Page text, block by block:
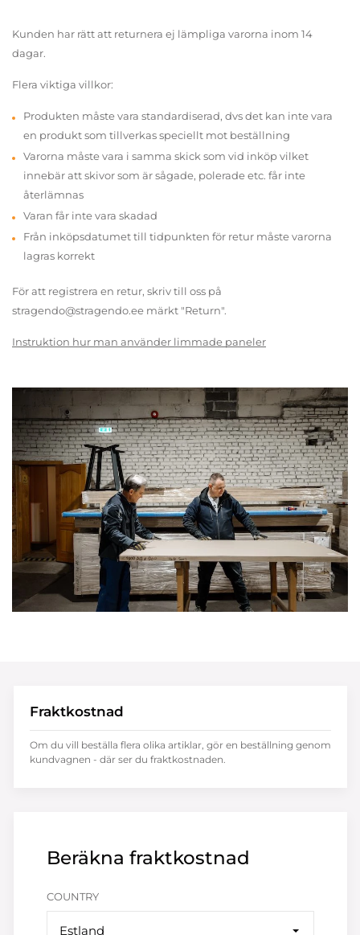
Kunden har rätt att returnera ej lämpliga varorna inom 14
dagar.
Flera viktiga villkor:
Produkten måste vara standardiserad, dvs det kan inte vara
en produkt som tillverkas speciellt mot beställning
Varorna måste vara i samma skick som vid inköp vilket
innebär att skivor som är sågade, polerade etc. får inte
återlämnas
Varan får inte vara skadad
Från inköpsdatumet till tidpunkten för retur måste varorna
lagras korrekt
För att registrera en retur, skriv till oss på
stragendo@stragendo.ee märkt "Return".
Instruktion hur man använder limmade paneler
Beräkna fraktkostnad
COUNTRY
Estland
Fraktkostnad
Om du vill beställa flera olika artiklar, gör en beställning genom
kundvagnen - där ser du fraktkostnaden.